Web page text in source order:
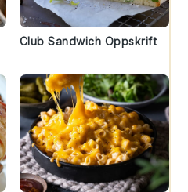
Club Sandwich Oppskrift